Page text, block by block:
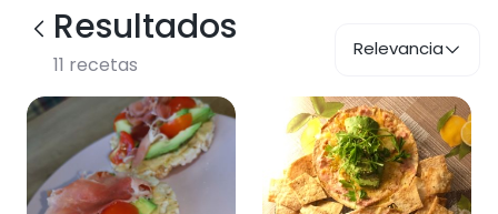
Resultados
11 recetas
Relevancia